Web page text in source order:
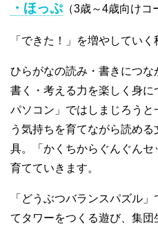
・ほっぷ（3歳～4歳向けコ
「できた！」を増やしてい
ひらがなの読み・書きにつな
書く・考える力を楽しく身
パソコン」ではしまじろう
う気持ちを育てながら読め
具。「かくちからぐんぐん
育てていきます。
「どうぶつバランスパズル
てタワーをつくる遊び、集